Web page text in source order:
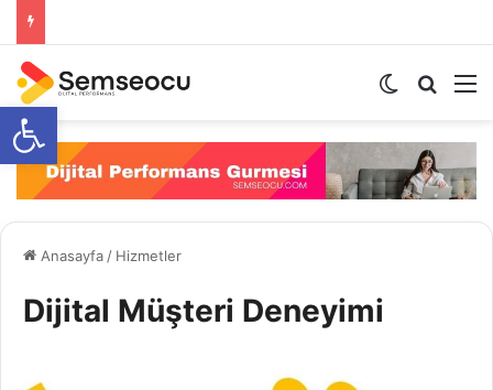
Anasayfa / Hizmetler
Dijital Müşteri Deneyimi
Open toolbar